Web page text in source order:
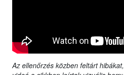
Az ellenőrzés közben feltárt